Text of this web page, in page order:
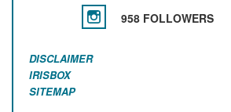
958 FOLLOWERS
DISCLAIMER
IRISBOX
SITEMAP